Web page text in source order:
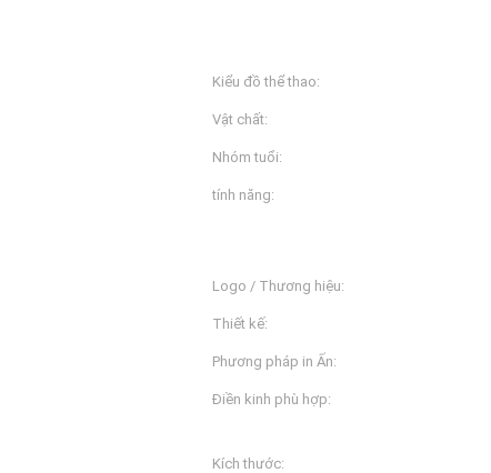
Kiểu đồ thể thao:
Vật chất:
Nhóm tuổi:
tính năng:
Logo / Thương hiệu:
Thiết kế:
Phương pháp in Ấn:
Điền kinh phù hợp:
Kích thước: